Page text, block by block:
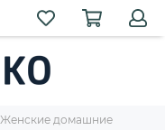
Женские домашние